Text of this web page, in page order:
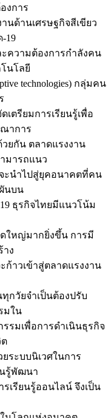
งการ
นด้านเศรษฐกิจสีเขียว
19
ะความต้องการกำลังคน
นโลยี
technologies) กลุ่มคน
ตรียมการเรียนรู้เพื่อ
าการ
ยกัน ตลาดแรงงาน
มารถแนว
ะนำไปสู่ยุคอนาคตที่คน
นบน
ธุรกิจไทยมีแนวโน้ม
ใหญ่มากยิ่งขึ้น การมี
ง
าวเข้าสู่ตลาดแรงงาน
กวัยจำเป็นต้องปรับ
มใน
รมเพื่อการดำเนินธุรกิจ
ระบบนิเวศในการ
นรู้พัฒนา
เรียนรู้ออนไลน์ จึงเป็น